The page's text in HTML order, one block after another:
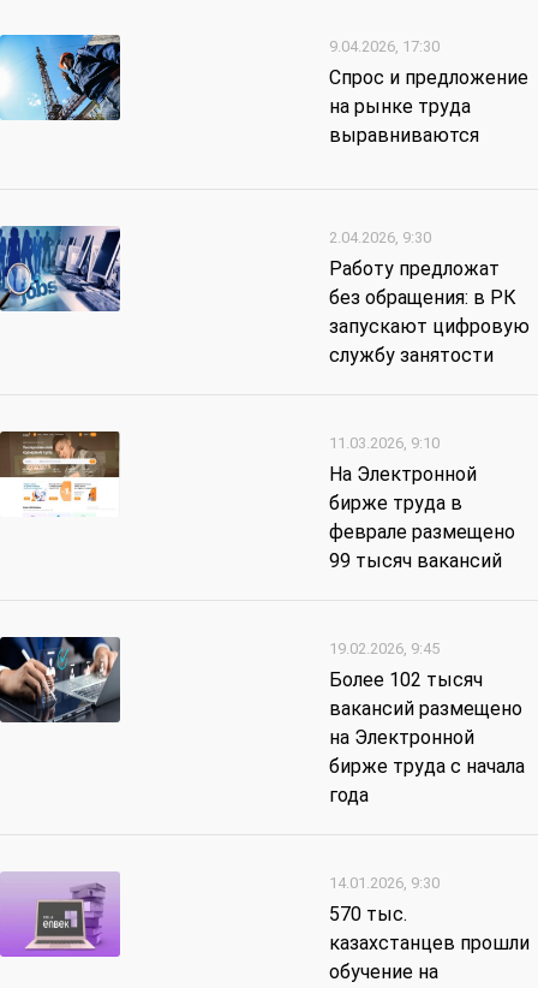
9.04.2026, 17:30
Спрос и предложение
на рынке труда
выравниваются
2.04.2026, 9:30
Работу предложат
без обращения: в РК
запускают цифровую
службу занятости
11.03.2026, 9:10
На Электронной
бирже труда в
феврале размещено
99 тысяч вакансий
19.02.2026, 9:45
Более 102 тысяч
вакансий размещено
на Электронной
бирже труда с начала
года
14.01.2026, 9:30
570 тыс.
казахстанцев прошли
обучение на